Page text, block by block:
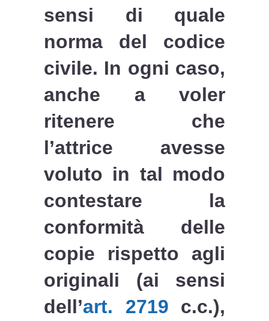
sensi di quale
norma del codice
civile. In ogni caso,
anche a voler
ritenere che
l’attrice avesse
voluto in tal modo
contestare la
conformità delle
copie rispetto agli
originali (ai sensi
dell’art. 2719 c.c.),